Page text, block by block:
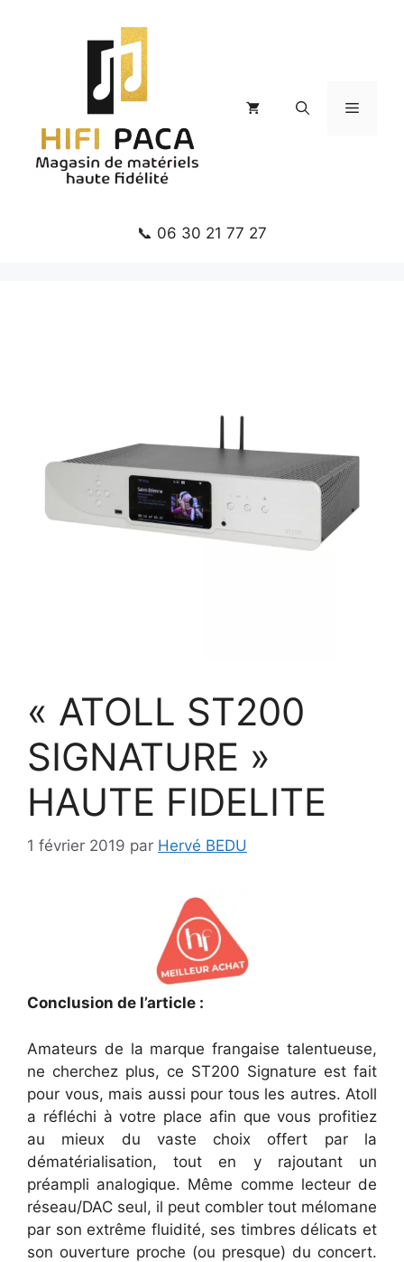
Menu
📞 06 30 21 77 27
« ATOLL ST200
SIGNATURE »
HAUTE FIDELITE
1 février 2019 par Hervé BEDU
Conclusion de l’article :
Amateurs de la marque frangaise talentueuse,
ne cherchez plus, ce ST200 Signature est fait
pour vous, mais aussi pour tous les autres. Atoll
a réfléchi à votre place afin que vous profitiez
au mieux du vaste choix offert par la
dématérialisation, tout en y rajoutant un
préampli analogique. Même comme lecteur de
réseau/DAC seul, il peut combler tout mélomane
par son extrême fluidité, ses timbres délicats et
son ouverture proche (ou presque) du concert.